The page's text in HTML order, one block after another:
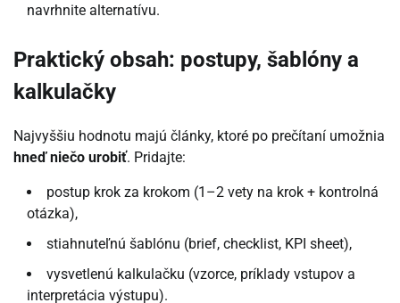
navrhnite alternatívu.
Praktický obsah: postupy, šablóny a
kalkulačky
Najvyššiu hodnotu majú články, ktoré po prečítaní umožnia
hneď niečo urobiť. Pridajte:
postup krok za krokom (1–2 vety na krok + kontrolná
otázka),
stiahnuteľnú šablónu (brief, checklist, KPI sheet),
vysvetlenú kalkulačku (vzorce, príklady vstupov a
interpretácia výstupu).